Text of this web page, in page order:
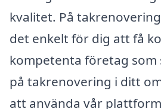
kvalitet. På
det enkelt för dig att få
kompetenta företag som
på takrenovering i ditt
att använda vår